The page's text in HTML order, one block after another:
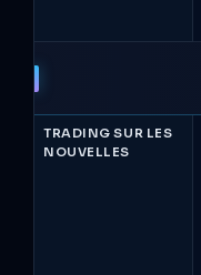
TRADING SUR LES
NOUVELLES